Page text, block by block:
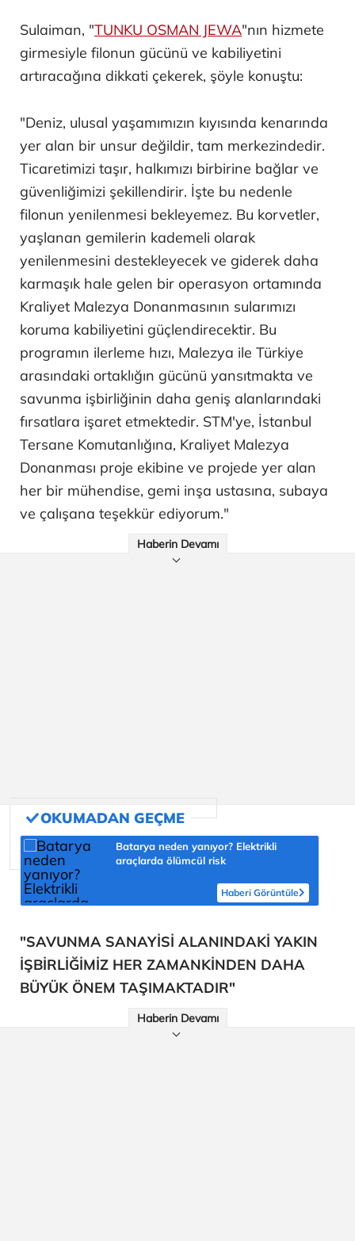
Sulaiman, "TUNKU OSMAN JEWA"nın hizmete
girmesiyle filonun gücünü ve kabiliyetini
artıracağına dikkati çekerek, şöyle konuştu:
"Deniz, ulusal yaşamımızın kıyısında kenarında
yer alan bir unsur değildir, tam merkezindedir.
Ticaretimizi taşır, halkımızı birbirine bağlar ve
güvenliğimizi şekillendirir. İşte bu nedenle
filonun yenilenmesi bekleyemez. Bu korvetler,
yaşlanan gemilerin kademeli olarak
yenilenmesini destekleyecek ve giderek daha
karmaşık hale gelen bir operasyon ortamında
Kraliyet Malezya Donanmasının sularımızı
koruma kabiliyetini güçlendirecektir. Bu
programın ilerleme hızı, Malezya ile Türkiye
arasındaki ortaklığın gücünü yansıtmakta ve
savunma işbirliğinin daha geniş alanlarındaki
fırsatlara işaret etmektedir. STM'ye, İstanbul
Tersane Komutanlığına, Kraliyet Malezya
Donanması proje ekibine ve projede yer alan
her bir mühendise, gemi inşa ustasına, subaya
ve çalışana teşekkür ediyorum."
Haberin Devamı
Batarya neden yanıyor? Elektrikli
araçlarda ölümcül risk
Haberi Görüntüle
"SAVUNMA SANAYİSİ ALANINDAKİ YAKIN
İŞBİRLİĞİMİZ HER ZAMANKİNDEN DAHA
BÜYÜK ÖNEM TAŞIMAKTADIR"
Haberin Devamı